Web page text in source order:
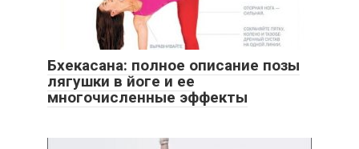
Бхекасана: полное описание позы
лягушки в йоге и ее
многочисленные эффекты